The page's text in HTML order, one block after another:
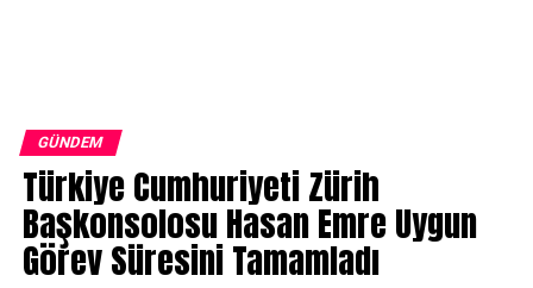
GÜNDEM
Türkiye Cumhuriyeti Zürih
Başkonsolosu Hasan Emre Uygun
Görev Süresini Tamamladı